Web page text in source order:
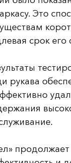
Это
срок его
рукава
продолжает